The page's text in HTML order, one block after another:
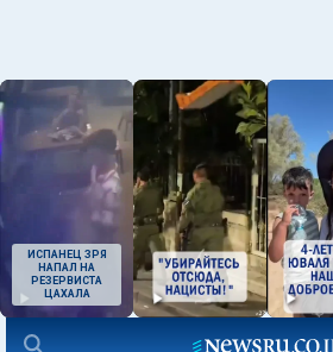
ИСПАНЕЦ ЗРЯ
НАПАЛ НА
РЕЗЕРВИСТА
ЦАХАЛА